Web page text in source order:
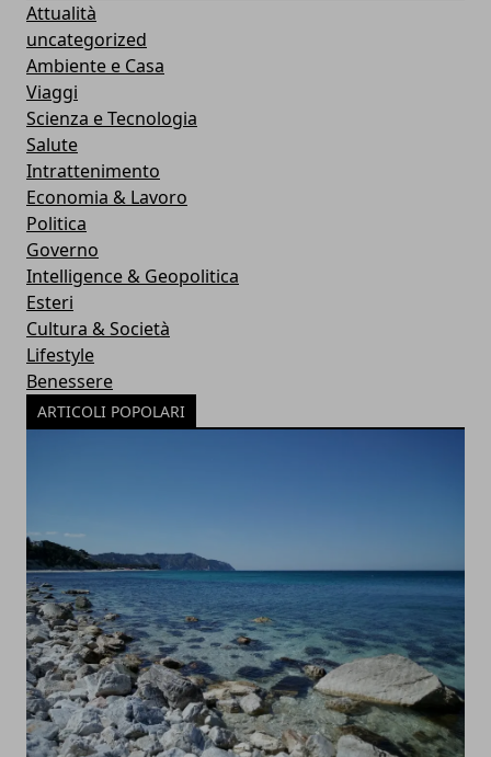
Attualità
uncategorized
Ambiente e Casa
Viaggi
Scienza e Tecnologia
Salute
Intrattenimento
Economia & Lavoro
Politica
Governo
Intelligence & Geopolitica
Esteri
Cultura & Società
Lifestyle
Benessere
ARTICOLI POPOLARI